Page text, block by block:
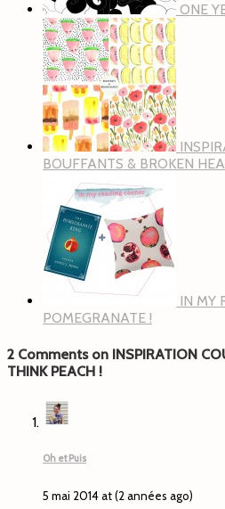
ONE
BOUFFANTS & BROKEN
IN MY
POMEGRANATE !
2 Comments on INSPIRATION
THINK PEACH !
Oh et Puis
5 mai 2014 at (2 années ago)